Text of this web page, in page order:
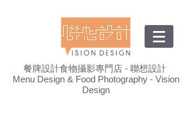
餐牌設計食物攝影專門店 - 聯想設計
Menu Design & Food Photography - Vision
Design